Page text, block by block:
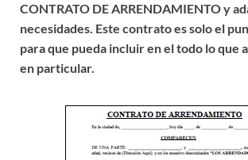
CONTRATO DE ARRENDAMIENTO y
necesidades. Este contrato es solo el
para que pueda incluir en el todo lo que
en particular.